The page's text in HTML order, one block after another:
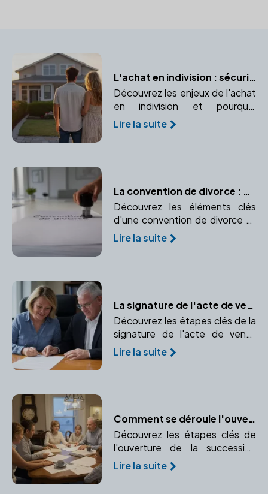
L'achat en indivision : sécuriser votre bien à deux avec un notaire
Découvrez les enjeux de l'achat
en indivision et pourquoi
consulter un notaire est
indispensable pour protéger vos
Lire la suite
La convention de divorce : Contenu et validation
Découvrez les éléments clés
d'une convention de divorce et
les étapes pour sa validation par
Lire la suite
La signature de l'acte de vente définitif : Transfert de propriété en toute sécurité
Découvrez les étapes clés de la
signature de l'acte de vente
définitif et l'importance d'un
notaire dans ce processus.
Lire la suite
Comment se déroule l'ouverture de la succession ?
Découvrez les étapes clés de
l'ouverture de la succession
après le décès d'un proche.
Comprendre le rôle crucial du
Lire la suite